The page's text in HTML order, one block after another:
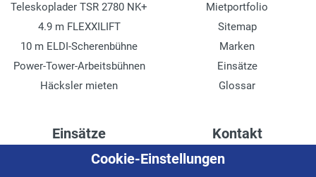
Teleskoplader TSR 2780 NK+
4.9 m FLEXXILIFT
10 m ELDI-Scherenbühne
Power-Tower-Arbeitsbühnen
Häcksler mieten
Mietportfolio
Sitemap
Marken
Einsätze
Glossar
Einsätze
Höhenzugang für
Kontakt
Kontaktformular
Cookie-Einstellungen